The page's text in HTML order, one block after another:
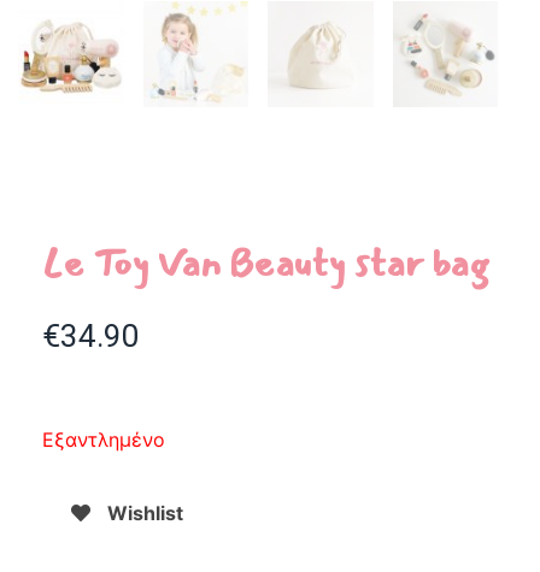
Le Toy Van Beauty star bag
€34.90
Εξαντλημένο
Wishlist